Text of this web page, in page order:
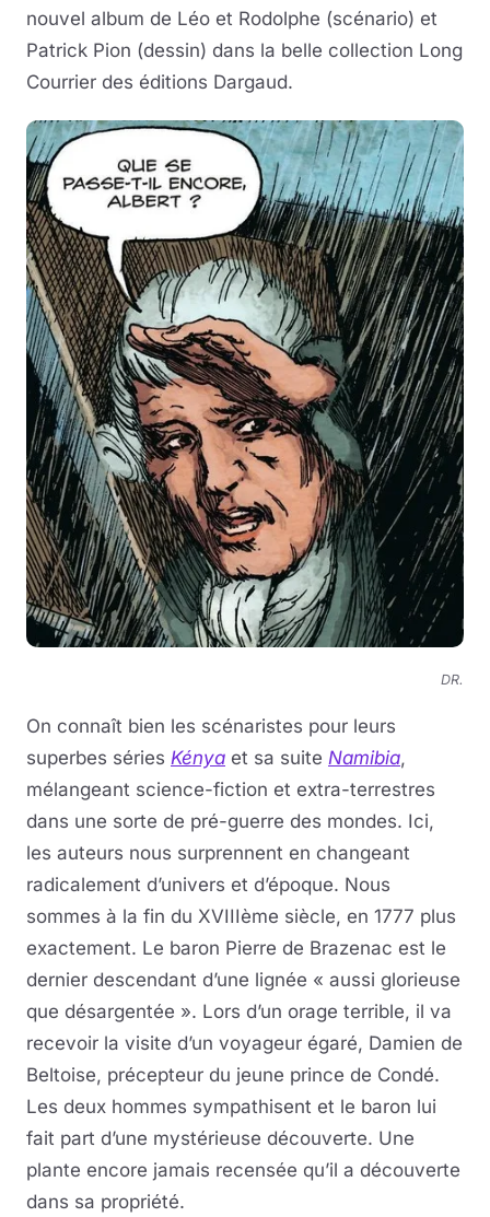
nouvel album de Léo et Rodolphe (scénario) et
Patrick Pion (dessin) dans la belle collection Long
Courrier des éditions Dargaud.
DR.
On connaît bien les scénaristes pour leurs
superbes séries Kénya et sa suite Namibia,
mélangeant science-fiction et extra-terrestres
dans une sorte de pré-guerre des mondes. Ici,
les auteurs nous surprennent en changeant
radicalement d’univers et d’époque. Nous
sommes à la fin du XVIIIème siècle, en 1777 plus
exactement. Le baron Pierre de Brazenac est le
dernier descendant d’une lignée « aussi glorieuse
que désargentée ». Lors d’un orage terrible, il va
recevoir la visite d’un voyageur égaré, Damien de
Beltoise, précepteur du jeune prince de Condé.
Les deux hommes sympathisent et le baron lui
fait part d’une mystérieuse découverte. Une
plante encore jamais recensée qu’il a découverte
dans sa propriété.